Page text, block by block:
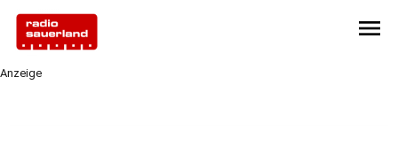
menu
Anzeige